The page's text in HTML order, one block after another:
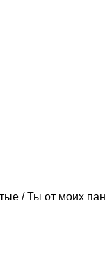
/ Ты от моих